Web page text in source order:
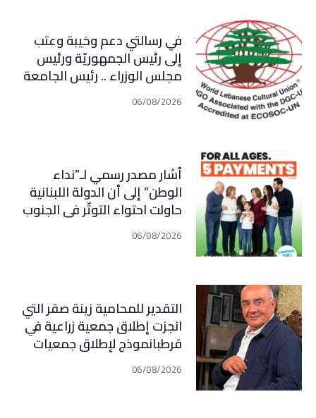
في رسالتي دعم وخيبة وعتب
إلى رئيس الجمهوريّة ورئيس
مجلس الوزراء .. رئيس الجامعة
اللبنانية الثقافيّة في العالم
(WLCU) يؤكد دعم الدّولة06/08/2026
أشار مصدر رسمي لـ”نداء
الوطن” إلى أن الدولة اللبنانية
حاولت احتواء التوتّر في الجنوب
عبر إجراء سلسلة اتصالات
دبلوماسية وأمنية، لكن عدم
احتمال تفجّر التصعيد
06/08/2026
التقدير للمحامية زينة صقر التي
انجزت إطلاق جمعية زراعية في
قرطبانموذج لإطلاق جمعيات
معنية بكل المجالات في كل
القرى و البلدات في جبيل (فارس
06/08/2026